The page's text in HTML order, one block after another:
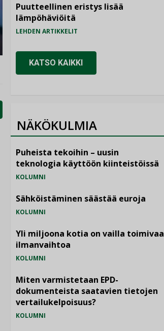
Puutteellinen eristys lisää
lämpöhäviöitä
LEHDEN ARTIKKELIT
KATSO KAIKKI
NÄKÖKULMIA
Puheista tekoihin – uusin
teknologia käyttöön kiinteistöissä
KOLUMNI
Sähköistäminen säästää euroja
KOLUMNI
Yli miljoona kotia on vailla toimivaa
ilmanvaihtoa
KOLUMNI
Miten varmistetaan EPD-
dokumenteista saatavien tietojen
vertailukelpoisuus?
KOLUMNI